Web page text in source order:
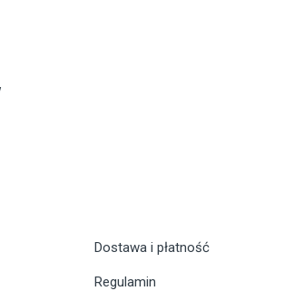
Dostawa i płatność
Regulamin